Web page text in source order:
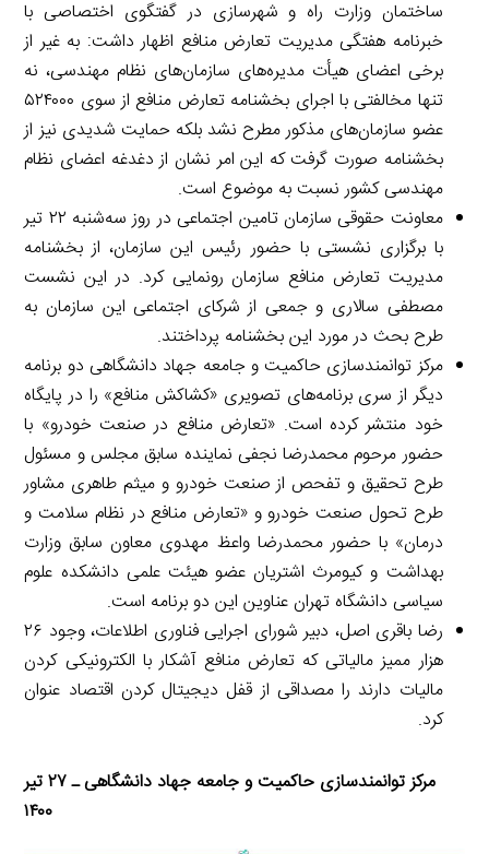
ساختمان وزارت راه و شهرسازی در گفتگوی اختصاصی با
خبرنامه هفتگی مدیریت تعارض منافع اظهار داشت: به غیر از
برخی اعضای هیأت مدیره‌های سازمان‌های نظام مهندسی، نه
تنها مخالفتی با اجرای بخشنامه تعارض منافع از سوی ۵۲۴۰۰۰
عضو سازمان‌های مذکور مطرح نشد بلکه حمایت شدیدی نیز از
بخشنامه صورت گرفت که این امر نشان از دغدغه اعضای نظام
مهندسی کشور نسبت به موضوع است.
معاونت حقوقی سازمان تامین اجتماعی در روز سه‌شنبه ۲۲ تیر
با برگزاری نشستی با حضور رئیس این سازمان، از بخشنامه
مدیریت تعارض منافع سازمان رونمایی کرد. در این نشست
مصطفی سالاری و جمعی از شرکای اجتماعی این سازمان به
طرح بحث در مورد این بخشنامه پرداختند.
مرکز توانمندسازی حاکمیت و جامعه جهاد دانشگاهی دو برنامه
دیگر از سری برنامه‌های تصویری «کشاکش منافع» را در پایگاه
خود منتشر کرده است. «تعارض منافع در صنعت خودرو» با
حضور مرحوم محمدرضا نجفی نماینده سابق مجلس و مسئول
طرح تحقیق و تفحص از صنعت خودرو و میثم طاهری مشاور
طرح تحول صنعت خودرو و «تعارض منافع در نظام سلامت و
درمان» با حضور محمدرضا واعظ مهدوی معاون سابق وزارت
بهداشت و کیومرث اشتریان عضو هیئت علمی دانشکده علوم
سیاسی دانشگاه تهران عناوین این دو برنامه است.
رضا باقری اصل، دبیر شورای اجرایی فناوری اطلاعات، وجود ۲۶
هزار ممیز مالیاتی که تعارض منافع آشکار با الکترونیکی کردن
مالیات دارند را مصداقی از قفل دیجیتال کردن اقتصاد عنوان
کرد.
مرکز توانمندسازی حاکمیت و جامعه جهاد دانشگاهی ـ ۲۷ تیر
۱۴۰۰